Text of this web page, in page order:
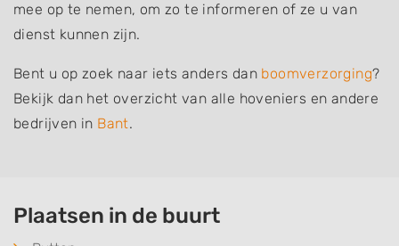
mee op te nemen, om zo te informeren of ze u van
dienst kunnen zijn.
Bent u op zoek naar iets anders dan boomverzorging?
Bekijk dan het overzicht van alle hoveniers en andere
bedrijven in Bant.
Plaatsen in de buurt